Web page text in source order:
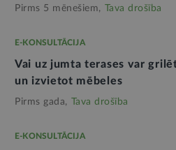
Pirms 5 mēnešiem, Tava drošība
E-KONSULTĀCIJA
Vai uz jumta terases var
un izvietot mēbeles
Pirms gada, Tava drošība
E-KONSULTĀCIJA